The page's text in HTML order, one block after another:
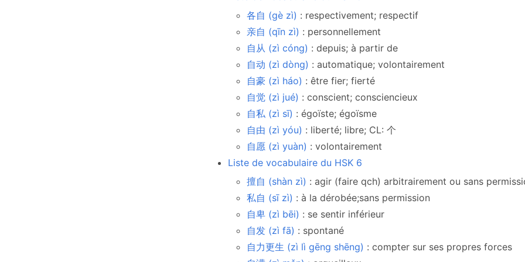
各自 (gè zì) : respectivement; respectif
亲自 (qīn zì) : personnellement
自从 (zì cóng) : depuis; à partir de
自动 (zì dòng) : automatique; volontairement
自豪 (zì háo) : être fier; fierté
自觉 (zì jué) : conscient; consciencieux
自私 (zì sī) : égoïste; égoïsme
自由 (zì yóu) : liberté; libre; CL: 个
自愿 (zì yuàn) : volontairement
Liste de vocabulaire du HSK 6
擅自 (shàn zì) : agir (faire qch) arbitrairement ou sans
私自 (sī zì) : à la dérobée;sans permission
自卑 (zì bēi) : se sentir inférieur
自发 (zì fā) : spontané
自力更生 (zì lì gēng shēng) : compter sur ses propres forces